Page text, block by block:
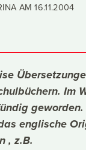
AM16.11.2004
Im
geworden.
englische
, z.B.